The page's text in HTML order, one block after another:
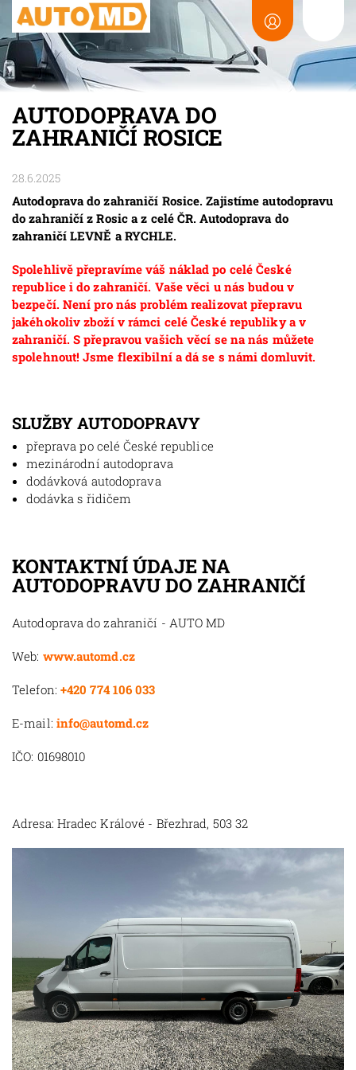
AUTODOPRAVA DO
ZAHRANIČÍ ROSICE
28.6.2025
Autodoprava do zahraničí Rosice. Zajistíme autodopravu
do zahraničí z Rosic a z celé ČR. Autodoprava do
zahraničí LEVNĚ a RYCHLE.
Spolehlivě přepravíme váš náklad po celé České
republice i do zahraničí. Vaše věci u nás budou v
bezpečí. Není pro nás problém realizovat přepravu
jakéhokoliv zboží v rámci celé České republiky a v
zahraničí. S přepravou vašich věcí se na nás můžete
spolehnout! Jsme flexibilní a dá se s námi domluvit.
SLUŽBY AUTODOPRAVY
přeprava po celé České republice
mezinárodní autodoprava
dodávková autodoprava
dodávka s řidičem
KONTAKTNÍ ÚDAJE NA
AUTODOPRAVU DO ZAHRANIČÍ
Autodoprava do zahraničí - AUTO MD
Web: www.automd.cz
Telefon: +420 774 106 033
E-mail: info@automd.cz
IČO: 01698010
Adresa: Hradec Králové - Březhrad, 503 32